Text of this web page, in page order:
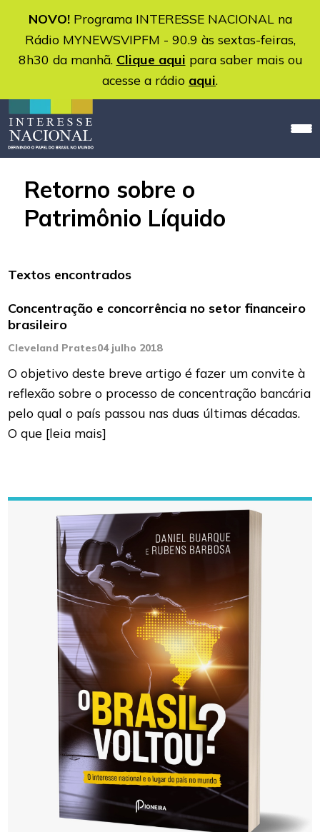
NOVO!Programa INTERESSE NACIONAL na
Rádio MYNEWSVIPFM - 90.9 às sextas-feiras,
8h30 da manhã. Clique aqui para saber mais ou
acesse a rádio aqui.
Retorno sobre o
Patrimônio Líquido
Textos encontrados
Concentração e concorrência no setor financeiro
brasileiro
Cleveland Prates04 julho 2018
O objetivo deste breve artigo é fazer um convite à
reflexão sobre o processo de concentração bancária
pelo qual o país passou nas duas últimas décadas.
O que [leia mais]